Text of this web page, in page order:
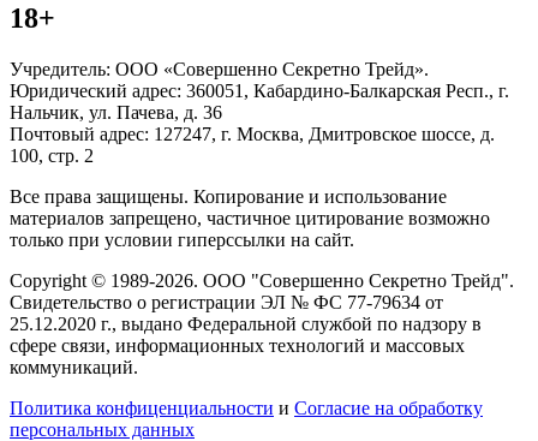
18+
Учредитель: ООО «Совершенно Секретно Трейд».
Юридический адрес: 360051, Кабардино-Балкарская Респ., г.
Нальчик, ул. Пачева, д. 36
Почтовый адрес: 127247, г. Москва, Дмитровское шоссе, д.
100, стр. 2
Все права защищены. Копирование и использование
материалов запрещено, частичное цитирование возможно
только при условии гиперссылки на сайт.
Copyright © 1989-2026. ООО "Совершенно Секретно Трейд".
Свидетельство о регистрации ЭЛ № ФС 77-79634 от
25.12.2020 г., выдано Федеральной службой по надзору в
сфере связи, информационных технологий и массовых
коммуникаций.
Политика конфиценциальности и Согласие на обработку
персональных данных